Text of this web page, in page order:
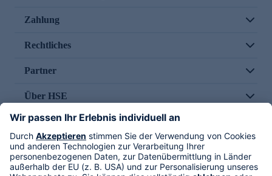
Zahlung
Rechtliches
Partner
Über HSE
Im TV
HSE International